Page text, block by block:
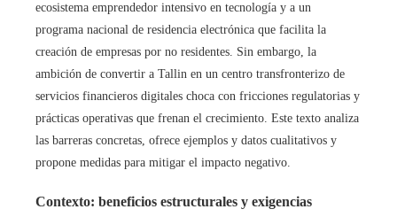
ecosistema emprendedor intensivo en tecnología y a un
programa nacional de residencia electrónica que facilita la
creación de empresas por no residentes. Sin embargo, la
ambición de convertir a Tallin en un centro transfronterizo de
servicios financieros digitales choca con fricciones regulatorias y
prácticas operativas que frenan el crecimiento. Este texto analiza
las barreras concretas, ofrece ejemplos y datos cualitativos y
propone medidas para mitigar el impacto negativo.
Contexto: beneficios estructurales y exigencias